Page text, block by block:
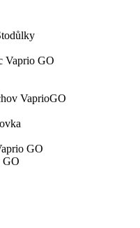
Vaprio GO
VaprioGO
GO
GO